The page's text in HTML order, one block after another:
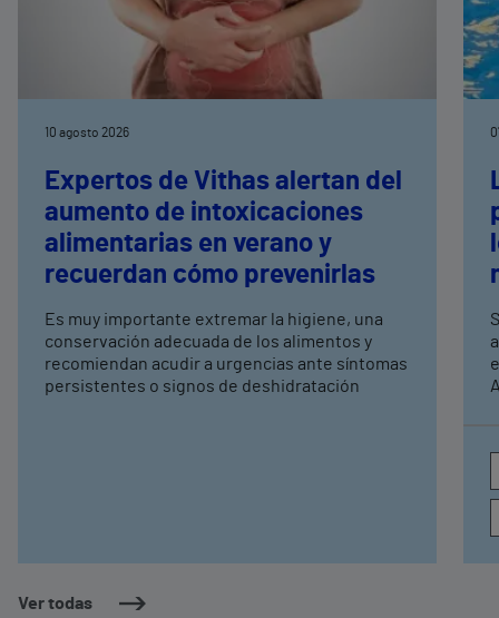
Ver todas
10 agosto 2026
Expertos de Vithas alertan del
aumento de intoxicaciones
alimentarias en verano y
recuerdan cómo prevenirlas
Es muy importante extremar la higiene, una
conservación adecuada de los alimentos y
recomiendan acudir a urgencias ante síntomas
persistentes o signos de deshidratación